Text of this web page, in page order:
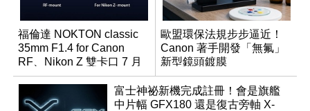
福倫達 NOKTON classic
35mm F1.4 for Canon
RF、Nikon Z 雙卡口 7 月
同步登台
歐盟環保法規步步逼近！
Canon 著手開發「無氟」
新型鏡頭鍍膜
富士神祕新機完成註冊！會是旗艦
中片幅 GFX180 還是復古旁軸 X-